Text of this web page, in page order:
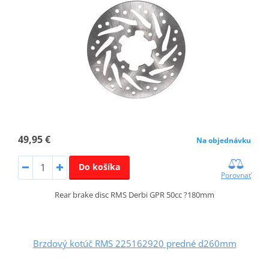
49,95 € Na objednávku
Do košíka
Porovnať
Rear brake disc RMS Derbi GPR 50cc ?180mm
Brzdový kotúč RMS 225162920 predné d260mm